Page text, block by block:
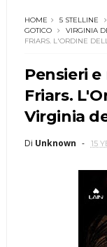
HOME 5 STELLINE
GOTICO
VIRGINIA
FRIARS. L'ORDINE
Pensieri
Friars.
Virginia
Di Unknown 15